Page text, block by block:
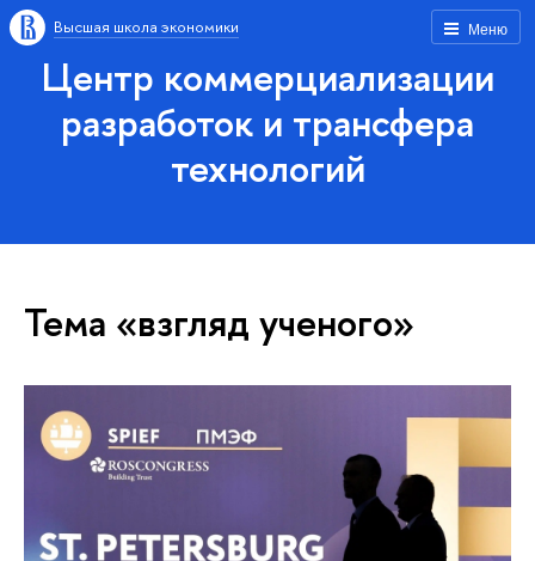
Меню
Высшая школа экономики
Центр коммерциализации
разработок и трансфера
технологий
Тема «взгляд ученого»